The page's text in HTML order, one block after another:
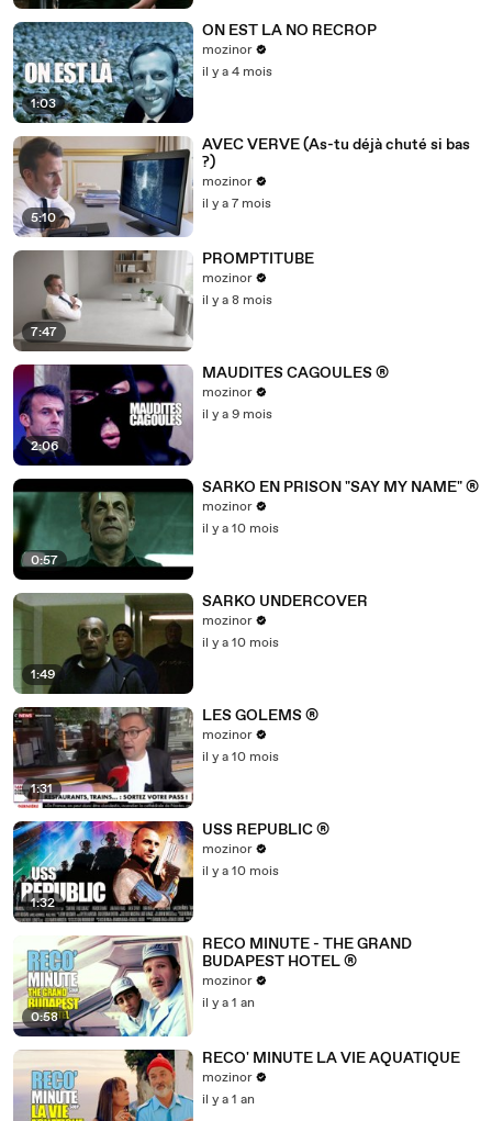
1:03
ON EST LA NO RECROP
mozinor
il y a 4 mois
5:10
AVEC VERVE (As-tu déjà chuté si bas
?)
mozinor
il y a 7 mois
7:47
PROMPTITUBE
mozinor
il y a 8 mois
2:06
MAUDITES CAGOULES ®
mozinor
il y a 9 mois
0:57
SARKO EN PRISON "SAY MY NAME" ®
mozinor
il y a 10 mois
1:49
SARKO UNDERCOVER
mozinor
il y a 10 mois
1:31
LES GOLEMS ®
mozinor
il y a 10 mois
1:32
USS REPUBLIC ®
mozinor
il y a 10 mois
0:58
RECO MINUTE - THE GRAND
BUDAPEST HOTEL ®
mozinor
il y a 1 an
RECO' MINUTE LA VIE AQUATIQUE
mozinor
il y a 1 an